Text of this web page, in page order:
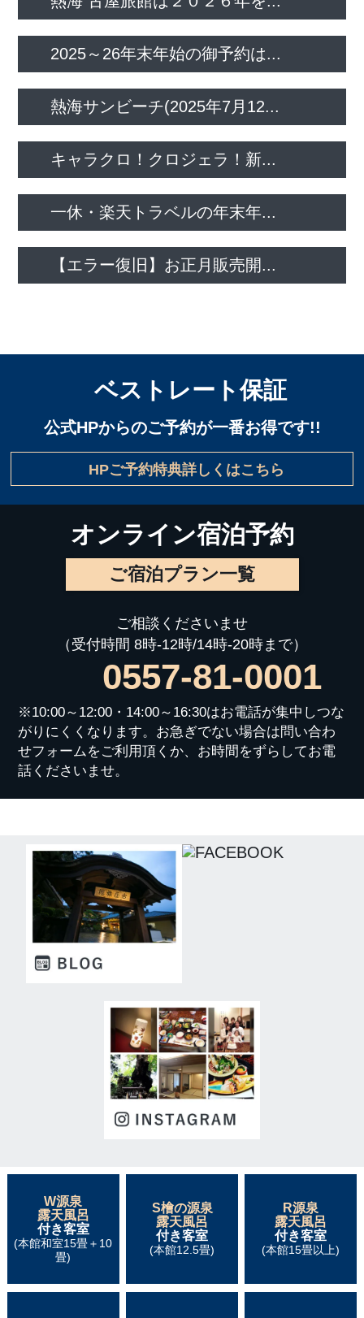
2025～26年末年始の御予約は...
熱海サンビーチ(2025年7月12...
キャラクロ！クロジェラ！新...
一休・楽天トラベルの年末年...
【エラー復旧】お正月販売開...
ベストレート保証
公式HPからのご予約が一番お得です!!
HPご予約特典詳しくはこちら
オンライン宿泊予約
ご宿泊プラン一覧
ご相談くださいませ
（受付時間 8時-12時/14時-20時まで）
0557-81-0001
※10:00～12:00・14:00～16:30はお電話が集中しつな
がりにくくなります。お急ぎでない場合は問い合わ
せフォームをご利用頂くか、お時間をずらしてお電
話くださいませ。
W源泉
露天風呂
付き客室
(本館和室15畳＋10
畳)
S檜の源泉
露天風呂
付き客室
(本館12.5畳)
R源泉
露天風呂
付き客室
(本館15畳以上)